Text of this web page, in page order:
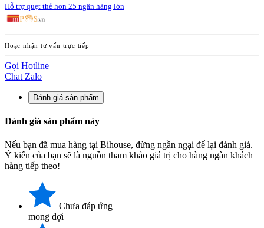
Hỗ trợ quẹt thẻ hơn 25 ngân hàng lớn
Hoặc nhận tư vấn trực tiếp
Gọi Hotline
Chat Zalo
Đánh giá sản phẩm
Đánh giá sản phẩm này
Nếu bạn đã mua hàng tại Bihouse, đừng ngần ngại để lại đánh giá.
Ý kiến của bạn sẽ là nguồn tham khảo giá trị cho hàng ngàn khách
hàng tiếp theo!
Chưa đáp ứng
mong đợi